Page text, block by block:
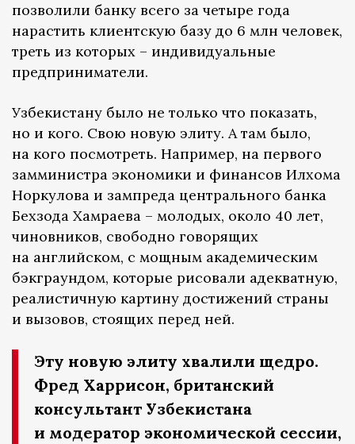
позволили банку всего за четыре года
нарастить клиентскую базу до 6 млн человек,
треть из которых – индивидуальные
предприниматели.
Узбекистану было не только что показать,
но и кого. Свою новую элиту. А там было,
на кого посмотреть. Например, на первого
замминистра экономики и финансов Илхома
Норкулова и зампреда центрального банка
Бехзода Хамраева – молодых, около 40 лет,
чиновников, свободно говорящих
на английском, с мощным академическим
бэкграундом, которые рисовали адекватную,
реалистичную картину достижений страны
и вызовов, стоящих перед ней.
Эту новую элиту хвалили щедро.
Фред Харрисон, британский
консультант Узбекистана
и модератор экономической сессии,